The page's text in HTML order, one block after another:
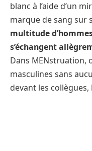
blanc à l’aide d’un
marque de sang sur
multitude
s’échangent
Dans MENstruation,
masculines sans
devant les